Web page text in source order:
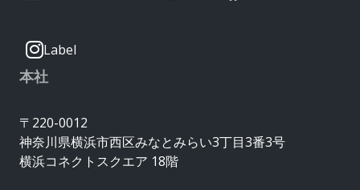
Label
本社
〒220-0012
神奈川県横浜市西区みなとみらい3丁目3番3号
横浜コネクトスクエア 18階